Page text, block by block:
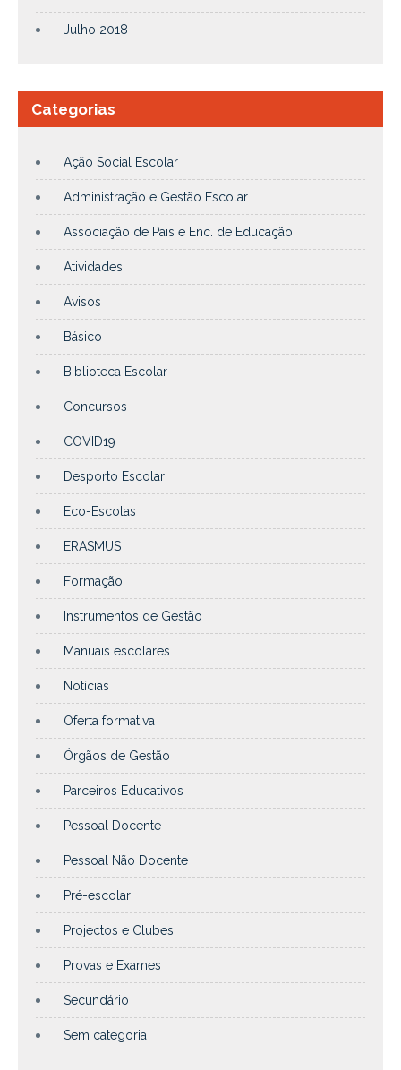
Julho 2018
Categorias
Ação Social Escolar
Administração e Gestão Escolar
Associação de Pais e Enc. de Educação
Atividades
Avisos
Básico
Biblioteca Escolar
Concursos
COVID19
Desporto Escolar
Eco-Escolas
ERASMUS
Formação
Instrumentos de Gestão
Manuais escolares
Notícias
Oferta formativa
Órgãos de Gestão
Parceiros Educativos
Pessoal Docente
Pessoal Não Docente
Pré-escolar
Projectos e Clubes
Provas e Exames
Secundário
Sem categoria